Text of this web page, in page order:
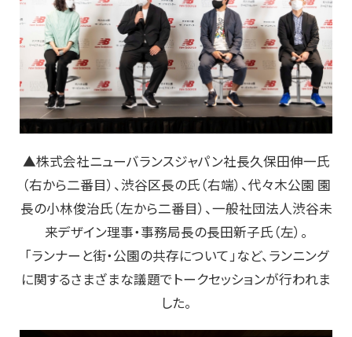
▲株式会社ニューバランスジャパン社長久保田伸一氏
（右から二番目）、渋谷区長の氏（右端）、代々木公園 園
長の小林俊治氏（左から二番目）、一般社団法人渋谷未
来デザイン理事・事務局長の長田新子氏（左）。
「ランナーと街・公園の共存について」など、ランニング
に関するさまざまな議題でトークセッションが行われま
した。